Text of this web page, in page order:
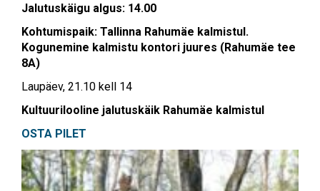
Jalutuskäigu algus: 14.00
Kohtumispaik: Tallinna Rahumäe kalmistul.
Kogunemine kalmistu kontori juures (Rahumäe tee
8A)
Laupäev, 21.10 kell 14
Kultuurilooline jalutuskäik Rahumäe kalmistul
OSTA PILET